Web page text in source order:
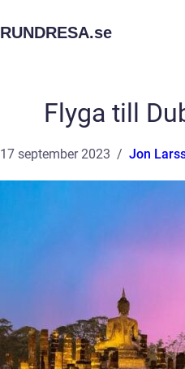
RUNDRESA.se
Flyga till
17 september 2023 Jon